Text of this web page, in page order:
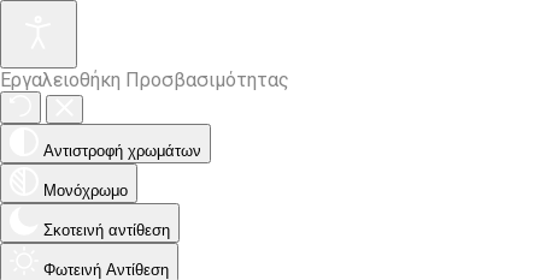
Εργαλειοθήκη Προσβασιμότητας
Αντιστροφή χρωμάτων
Μονόχρωμο
Σκοτεινή αντίθεση
Φωτεινή Αντίθεση